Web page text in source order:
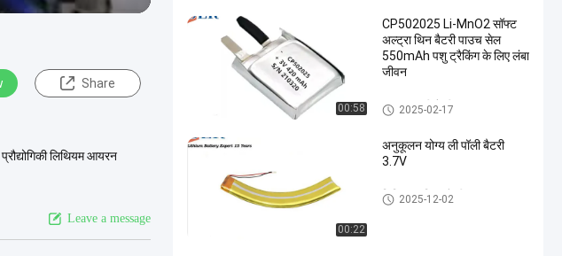
Share
लिथियम आयरन
Leave a message
00:58
CP502025 Li-MnO2 सॉफ्ट
अल्ट्रा थिन बैटरी पाउच सेल
550mAh पशु ट्रैकिंग के लिए लंबा
जीवन
अल्ट्रा पतली बैटरी
2025-02-17
00:22
अनुकूलन योग्य ली पॉली बैटरी
3.7V
लिथियम पॉलिमर बैटरी
2025-12-02